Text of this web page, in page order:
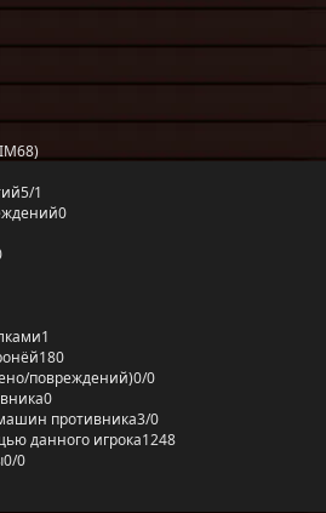
5/1
0
1
180
повреждений)0/0
0
противника3/0
данного игрока1248
0/0